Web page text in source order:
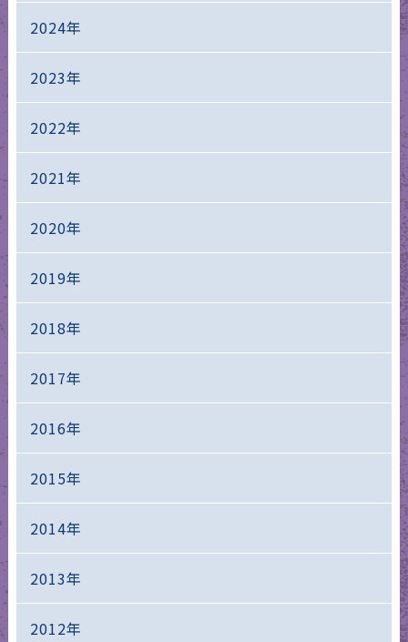
2024年
2023年
2022年
2021年
2020年
2019年
2018年
2017年
2016年
2015年
2014年
2013年
2012年